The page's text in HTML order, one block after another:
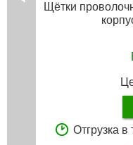
Щётки
Отгрузка в